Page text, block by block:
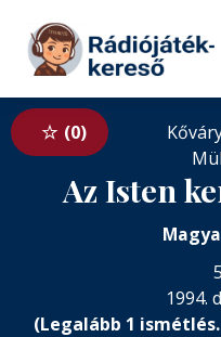
Tovább a tartalomhoz
0
Az Isten
1994.
(Legalább 1